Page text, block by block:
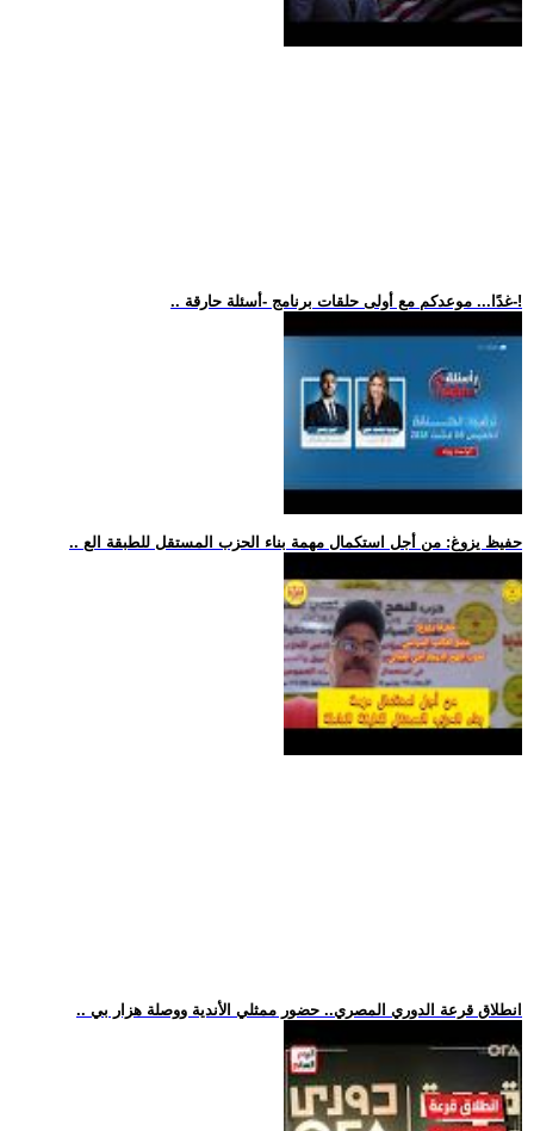
.. غدًا... موعدكم مع أولى حلقات برنامج -أسئلة حارقة-!
.. حفيظ يزوغ: من أجل استكمال مهمة بناء الحزب المستقل للطبقة الع
.. انطلاق قرعة الدوري المصري.. حضور ممثلي الأندية ووصلة هزار بي